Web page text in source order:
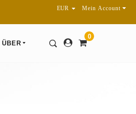
Mein Account
0
ÜBER